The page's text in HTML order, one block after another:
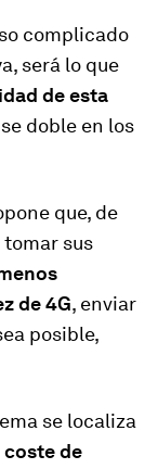
complicado
será lo que
de esta
doble en los
que, de
tomar sus
de 4G, enviar
posible,
se localiza
de